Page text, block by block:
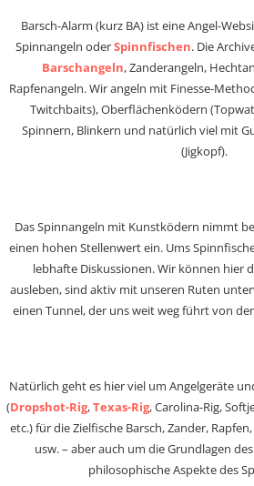
Barsch-Alarm (kurz BA) ist eine Angel-
Spinnangeln oderSpinnfischen. Die
Barschangeln, Zanderangeln,
Rapfenangeln. Wir angeln mit Finesse-
Twitchbaits), Oberflächenködern
Spinnern, Blinkern und natürlich viel mit
(Jigkopf).
Das Spinnangeln mit Kunstködern nimmt
einen hohen Stellenwert ein. Ums
lebhafte Diskussionen. Wir können hier
ausleben, sind aktiv mit unseren Ruten
einen Tunnel, der uns weit weg führt von
Natürlich geht es hier viel um Angelgeräte
(Dropshot-Rig,Texas-Rig, Carolina-Rig,
etc.) für die Zielfische Barsch, Zander,
usw. – aber auch um die Grundlagen
philosophische Aspekte des